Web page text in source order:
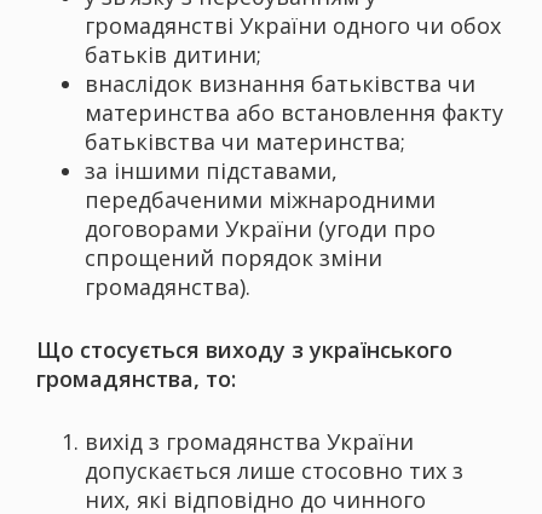
громадянстві України одного чи обох
батьків дитини;
внаслідок визнання батьківства чи
материнства або встановлення факту
батьківства чи материнства;
за іншими підставами,
передбаченими міжнародними
договорами України (угоди про
спрощений порядок зміни
громадянства).
Що стосується виходу з українського
громадянства, то:
вихід з громадянства України
допускається лише стосовно тих з
них, які відповідно до чинного